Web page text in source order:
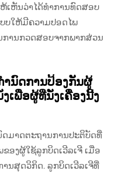
ເຫັນວ່າໄດ້ທຳການທົດສອບ
ບໃຫ້ມີຄວາມປອດໄພ
ການກວດສອບຈາກພາກສ່ວນ
ຳນົດການປ້ອງກັນຜູ້
ເພື່ອຜູ້ທີ່ນັ່ງເຄື່ອງນີ້ງ
ມາດຕະຖານການປະຕິບັດທີ່
ອງຜູ້ໃຊ້ລູກບິດເວີລເຈີ ເມື່ອ
ນສຸດວິກິດ. ລູກບິດເວີລເຈີທີ່